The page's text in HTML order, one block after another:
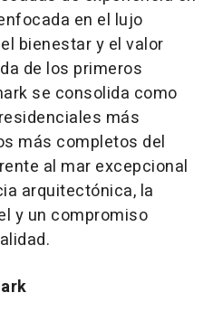
en el lujo
bienestar y el valor
de los primeros
se consolida como
más
más completos del
al mar excepcional
arquitectónica, la
y un compromiso